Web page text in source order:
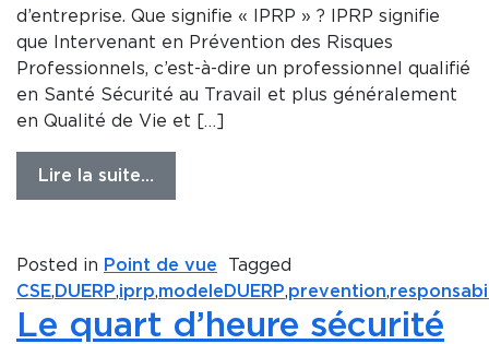
d’entreprise. Que signifie « IPRP » ? IPRP signifie
que Intervenant en Prévention des Risques
Professionnels, c’est-à-dire un professionnel qualifié
en Santé Sécurité au Travail et plus généralement
en Qualité de Vie et […]
Lire la suite…
Posted in Point de vue
Tagged
CSE, DUERP,iprp,modeleDUERP,prevention,
Le quart d’heure sécurité